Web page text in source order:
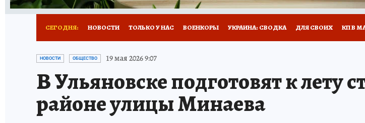
СЕГОДНЯ: НОВОСТИ ТОЛЬКО У НАС ВОЕНКОРЫ УКРАИНА: СВОДКА ДЛЯ СВОИХ КП В
ЗАПОВЕДНАЯ РОССИЯ
НОВОСТИ ОБЩЕСТВО 19 мая 2026 9:07
В Ульяновске подготовят к лету
районе улицы Минаева